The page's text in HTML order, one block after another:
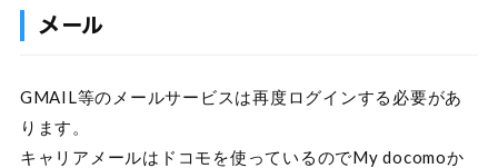
メール
GMAIL等のメールサービスは再度ログインする必要があ
ります。
キャリアメールはドコモを使っているのでMy docomoか